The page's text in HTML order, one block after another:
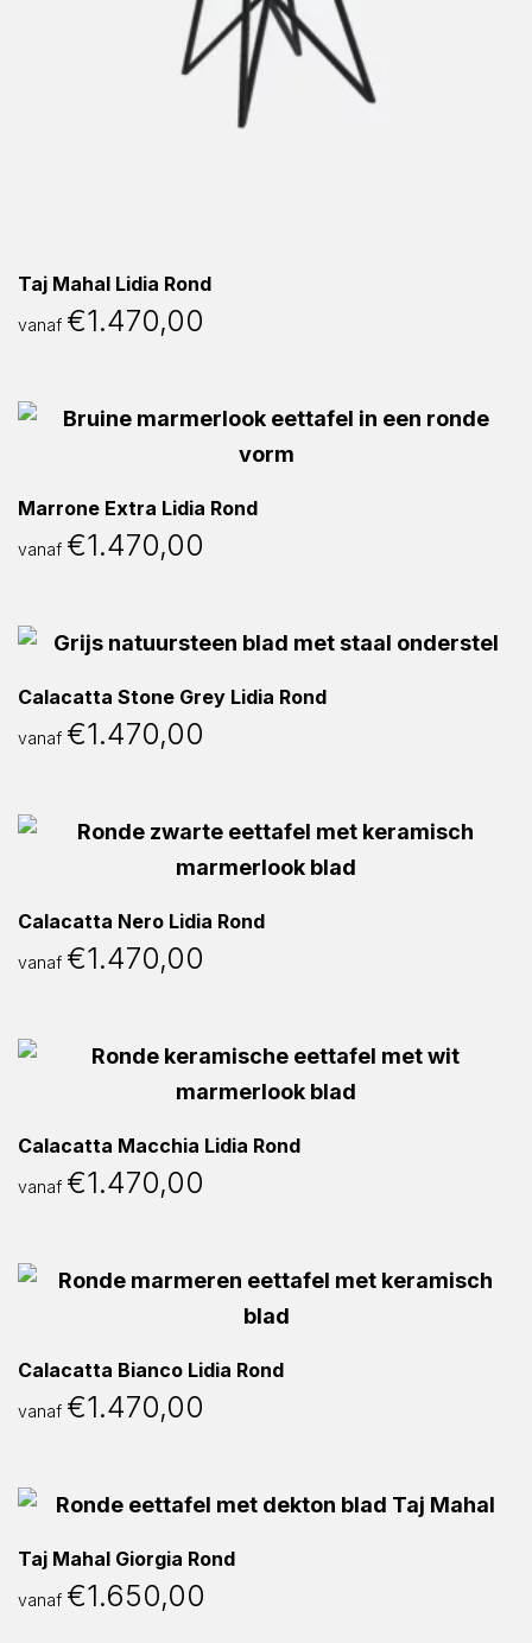
Taj Mahal Lidia Rond
vanaf €1.470,00
Marrone Extra Lidia Rond
vanaf €1.470,00
Calacatta Stone Grey Lidia Rond
vanaf €1.470,00
Calacatta Nero Lidia Rond
vanaf €1.470,00
Calacatta Macchia Lidia Rond
vanaf €1.470,00
Calacatta Bianco Lidia Rond
vanaf €1.470,00
Taj Mahal Giorgia Rond
vanaf €1.650,00